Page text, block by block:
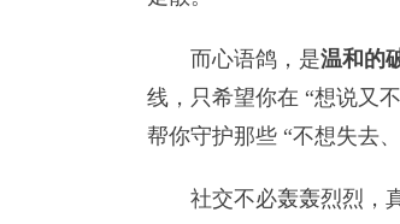
而心语鸽，是温和的
线，只希望你在 “想说又
帮你守护那些 “不想失去
社交不必轰轰烈烈，真